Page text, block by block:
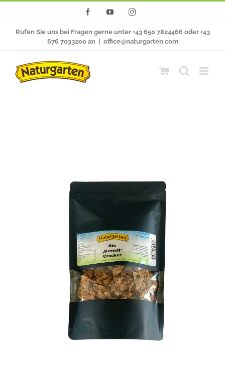
FacebookYouTubeInstagram
Rufen Sie uns bei Fragen gerne unter +43 650 7824466 oder +43
676 7033200 an
office@naturgarten.com